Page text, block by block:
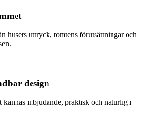
husets uttryck, tomtens förutsättningar och
design
kännas inbjudande, praktisk och naturlig i